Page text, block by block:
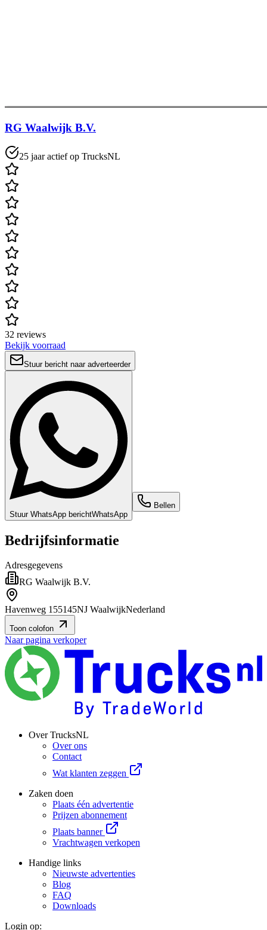
RG Waalwijk B.V.
25 jaar actief op TrucksNL
32 reviews
Bekijk voorraad
Stuur bericht naar adverteerder
Stuur WhatsApp berichtWhatsApp
Bellen
Bedrijfsinformatie
Adresgegevens
RG Waalwijk B.V.
Havenweg 155145NJ WaalwijkNederland
Toon colofon
Naar pagina verkoper
Over TrucksNL
Over ons
Contact
Wat klanten zeggen
Zaken doen
Plaats één advertentie
Prijzen abonnement
Plaats banner
Vrachtwagen verkopen
Handige links
Nieuwste advertenties
Blog
FAQ
Downloads
Login op: